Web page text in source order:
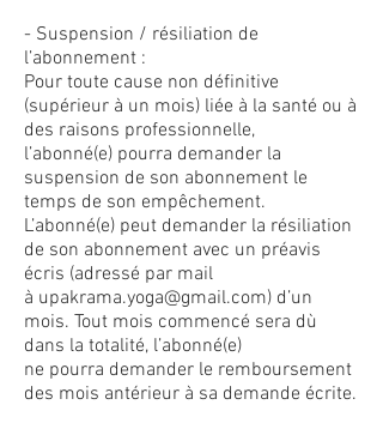
- Suspension / résiliation de
l’abonnement :
Pour toute cause non définitive
(supérieur à un mois) liée à la santé ou à
des raisons professionnelle,
l’abonné(e) pourra demander la
suspension de son abonnement le
temps de son empêchement.
L’abonné(e) peut demander la résiliation
de son abonnement avec un préavis
écris (adressé par mail
à upakrama.yoga@gmail.com) d’un
mois. Tout mois commencé sera dù
dans la totalité, l’abonné(e)
ne pourra demander le remboursement
des mois antérieur à sa demande écrite.